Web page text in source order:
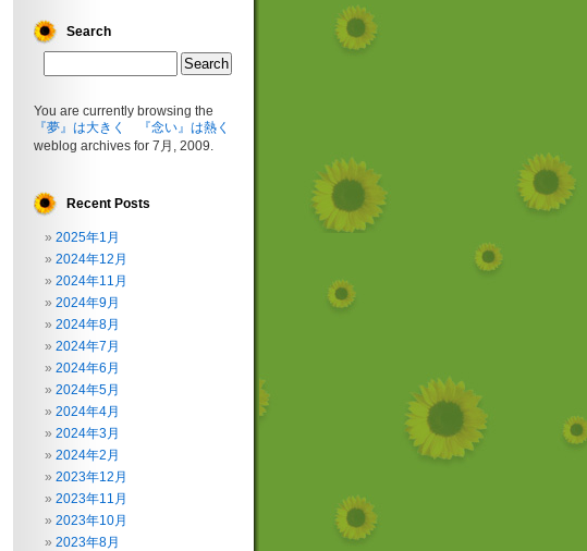
Search
You are currently browsing the
『夢』は大きく 『念い』は熱く
weblog archives for 7月, 2009.
Recent Posts
2025年1月
2024年12月
2024年11月
2024年9月
2024年8月
2024年7月
2024年6月
2024年5月
2024年4月
2024年3月
2024年2月
2023年12月
2023年11月
2023年10月
2023年8月